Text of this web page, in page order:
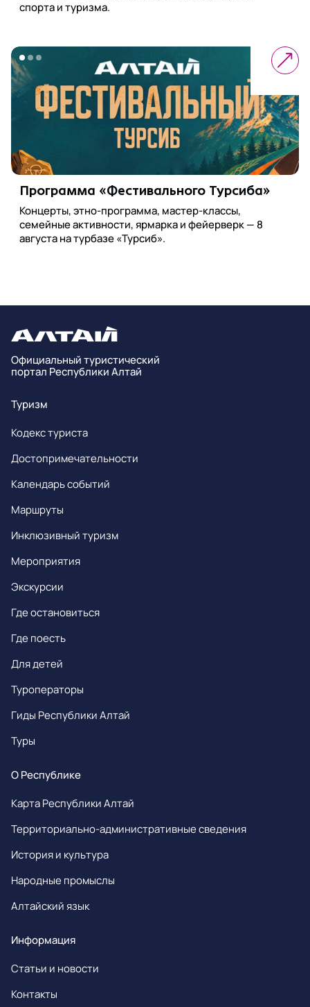
спорта и туризма.
Программа «Фестивального Турсиба»
Концерты, этно-программа, мастер-классы,
семейные активности, ярмарка и фейерверк — 8
августа на турбазе «Турсиб».
Официальный туристический
портал Республики Алтай
Туризм
Кодекс туриста
Достопримечательности
Календарь событий
Маршруты
Инклюзивный туризм
Мероприятия
Экскурсии
Где остановиться
Где поесть
Для детей
Туроператоры
Гиды Республики Алтай
Туры
О Республике
Карта Республики Алтай
Территориально-административные сведения
История и культура
Народные промыслы
Алтайский язык
Информация
Статьи и новости
Контакты